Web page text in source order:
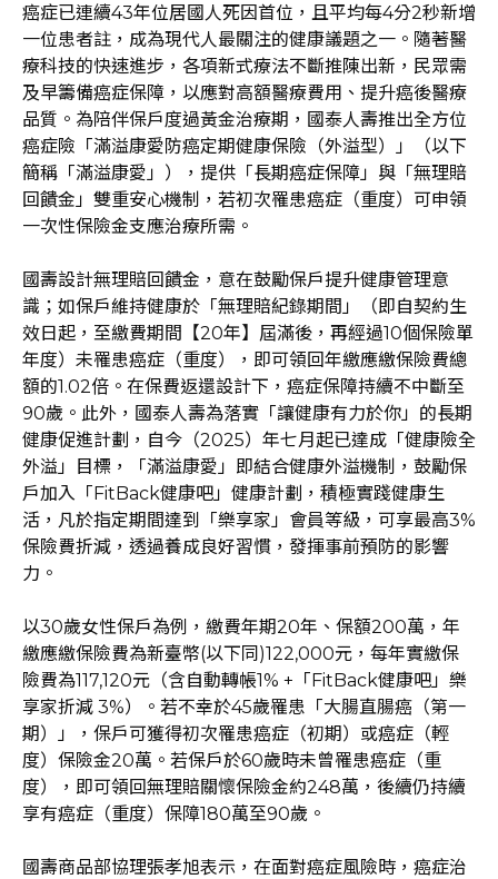
癌症已連續43年位居國人死因首位，且平均每4分2秒新增
一位患者註，成為現代人最關注的健康議題之一。隨著醫
療科技的快速進步，各項新式療法不斷推陳出新，民眾需
及早籌備癌症保障，以應對高額醫療費用、提升癌後醫療
品質。為陪伴保戶度過黃金治療期，國泰人壽推出全方位
癌症險「滿溢康愛防癌定期健康保險（外溢型）」（以下
簡稱「滿溢康愛」），提供「長期癌症保障」與「無理賠
回饋金」雙重安心機制，若初次罹患癌症（重度）可申領
一次性保險金支應治療所需。
國壽設計無理賠回饋金，意在鼓勵保戶提升健康管理意
識；如保戶維持健康於「無理賠紀錄期間」（即自契約生
效日起，至繳費期間【20年】屆滿後，再經過10個保險單
年度）未罹患癌症（重度），即可領回年繳應繳保險費總
額的1.02倍。在保費返還設計下，癌症保障持續不中斷至
90歲。此外，國泰人壽為落實「讓健康有力於你」的長期
健康促進計劃，自今（2025）年七月起已達成「健康險全
外溢」目標，「滿溢康愛」即結合健康外溢機制，鼓勵保
戶加入「FitBack健康吧」健康計劃，積極實踐健康生
活，凡於指定期間達到「樂享家」會員等級，可享最高3%
保險費折減，透過養成良好習慣，發揮事前預防的影響
力。
以30歲女性保戶為例，繳費年期20年、保額200萬，年
繳應繳保險費為新臺幣(以下同)122,000元，每年實繳保
險費為117,120元（含自動轉帳1% +「FitBack健康吧」樂
享家折減 3%）。若不幸於45歲罹患「大腸直腸癌（第一
期）」，保戶可獲得初次罹患癌症（初期）或癌症（輕
度）保險金20萬。若保戶於60歲時未曾罹患癌症（重
度），即可領回無理賠關懷保險金約248萬，後續仍持續
享有癌症（重度）保障180萬至90歲。
國壽商品部協理張孝旭表示，在面對癌症風險時，癌症治